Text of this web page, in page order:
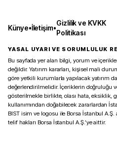
Künye•İletişim•
Gizlilik ve KVKK
Politikası
YASAL UYARI VE SORUMLULUK
Bu sayfada yer alan bilgi, yorum ve içerikler
değildir. Yatırım kararları, kişisel mali
göre yetkili kurumlarla yapılacak yatırım
değerlendirilmelidir. İçeriklerin doğruluğu
gösterilmekle birlikte, olası hata, eksiklik,
kullanımından doğabilecek zararlardan
BIST isim ve logosu ile Borsa İstanbul
telif hakları Borsa İstanbul A.Ş.’ye aittir.